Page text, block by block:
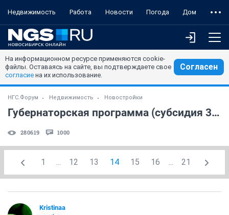
Недвижимость Работа Новости Погода Дом
На информационном ресурсе применяются cookie-
файлы. Оставаясь на сайте, вы подтверждаете свое
согласие на их использование.
Согласен
НГС.Форум Недвижимость Новостройки
Губернаторская программа (субсидия 300 тыс. руб) (часть 7)
280619 1000
1 ... 12 13 14 15 16 ... 21
Kristinaa